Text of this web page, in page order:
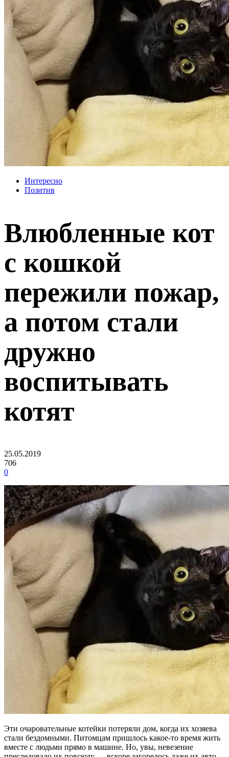
Интересно
Позитив
Влюбленные кот
с кошкой
пережили пожар,
а потом стали
дружно
воспитывать
котят
25.05.2019
706
0
Эти очаровательные котейки потеряли дом, когда их хозяева
стали бездомными. Питомцам пришлось какое-то время жить
вместе с людьми прямо в машине. Но, увы, невезение